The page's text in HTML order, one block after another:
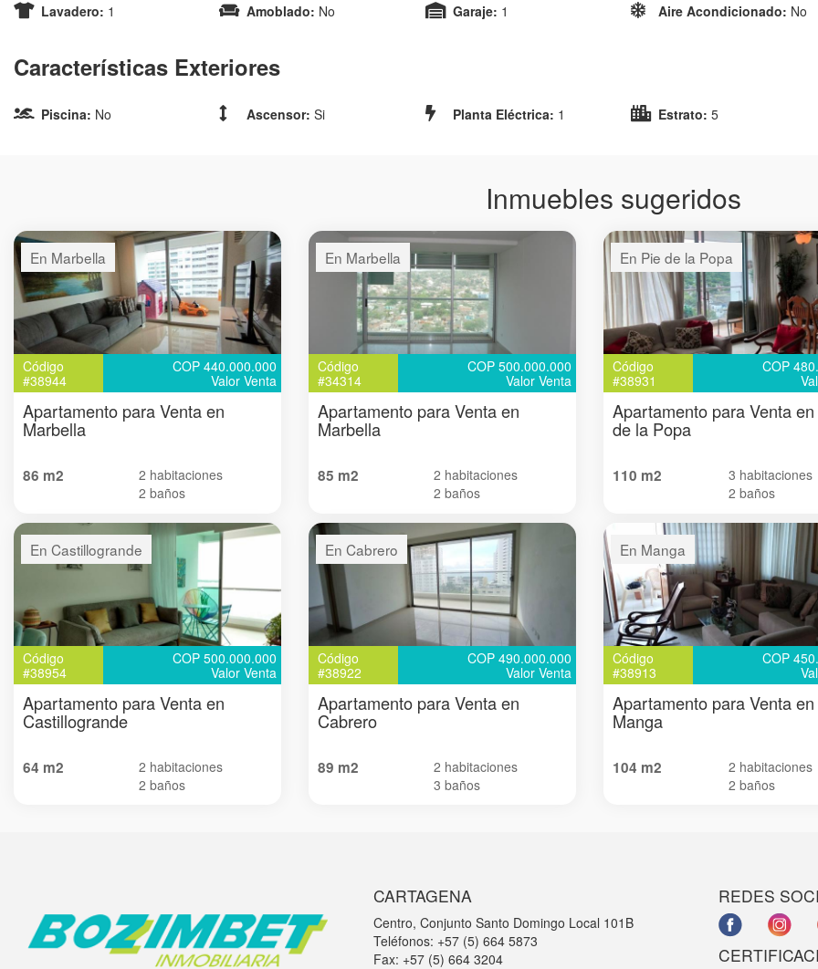
Lavadero: 1 Amoblado: No Garaje: 1 Aire Acondicionado: No
Características Exteriores
Piscina: No Ascensor:Si Planta Eléctrica: 1 Estrato: 5
Inmuebles sugeridos
En Marbella
Código
#38944
COP 440.000.000
Valor Venta
Apartamento para Venta en
Marbella
86 m2
2 habitaciones
2 baños
En Marbella
Código
#34314
COP 500.000.000
Valor Venta
Apartamento para Venta en
Marbella
85 m2
2 habitaciones
2 baños
En Pie de la Popa
Código
#38931
COP
Apartamento para Venta
de la Popa
110 m2
3 habitaciones
2 baños
En Castillogrande
Código
#38954
COP 500.000.000
Valor Venta
Apartamento para Venta en
Castillogrande
64 m2
2 habitaciones
2 baños
En Cabrero
Código
#38922
COP 490.000.000
Valor Venta
Apartamento para Venta en
Cabrero
89 m2
2 habitaciones
3 baños
En Manga
Código
#38913
COP
Apartamento para Venta en
Manga
104 m2
2 habitaciones
2 baños
CARTAGENA
Centro, Conjunto Santo Domingo Local 101B
Teléfonos: +57 (5) 664 5873
Fax: +57 (5) 664 3204
REDES